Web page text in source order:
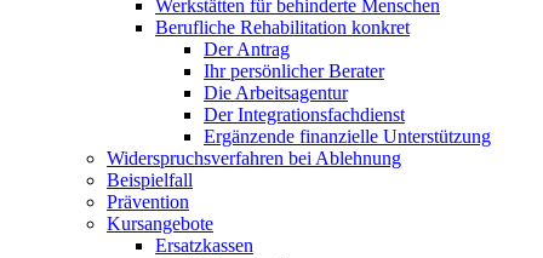
Werkstätten für behinderte Menschen
Berufliche Rehabilitation konkret
Der Antrag
Ihr persönlicher Berater
Die Arbeitsagentur
Der Integrationsfachdienst
Ergänzende finanzielle Unterstützung
Widerspruchsverfahren bei Ablehnung
Beispielfall
Prävention
Kursangebote
Ersatzkassen